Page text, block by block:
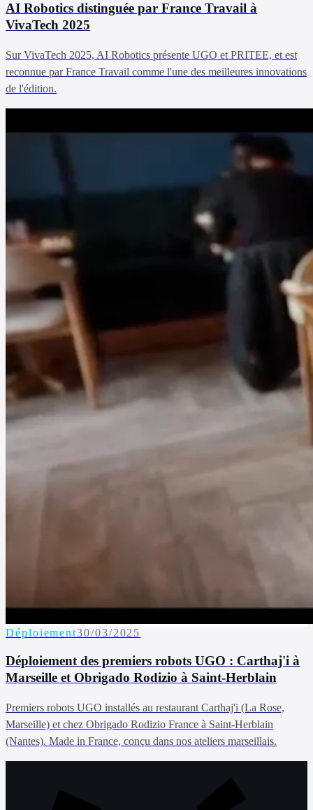
AI Robotics distinguée par France Travail à
VivaTech 2025
Sur VivaTech 2025, AI Robotics présente UGO et PRITEE, et est
reconnue par France Travail comme l'une des meilleures innovations
de l'édition.
Déploiement30/03/2025
Déploiement des premiers robots UGO : Carthaj'i à
Marseille et Obrigado Rodizio à Saint-Herblain
Premiers robots UGO installés au restaurant Carthaj'i (La Rose,
Marseille) et chez Obrigado Rodizio France à Saint-Herblain
(Nantes). Made in France, conçu dans nos ateliers marseillais.